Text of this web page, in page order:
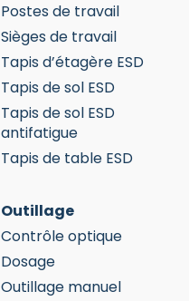
Postes de travail
Sièges de travail
Tapis d’étagère ESD
Tapis de sol ESD
Tapis de sol ESD
antifatigue
Tapis de table ESD
Outillage
Contrôle optique
Dosage
Outillage manuel